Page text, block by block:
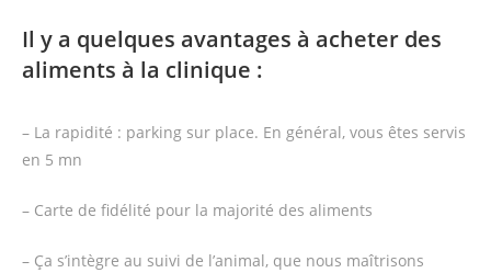
Il y a quelques avantages à acheter des
aliments à la clinique :
– La rapidité : parking sur place. En général, vous êtes servis
en 5 mn
– Carte de fidélité pour la majorité des aliments
– Ça s’intègre au suivi de l’animal, que nous maîtrisons